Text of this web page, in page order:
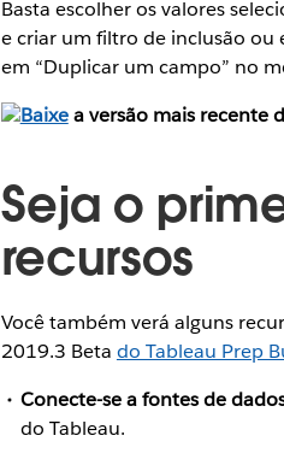
Basta escolher os valores
e criar um filtro de inclusão ou
em “Duplicar um campo” no
Baixea versão mais recente
Seja o
recursos
Você também verá alguns
2019.3 Beta do Tableau Prep
Conecte-se a fontes de
do Tableau.